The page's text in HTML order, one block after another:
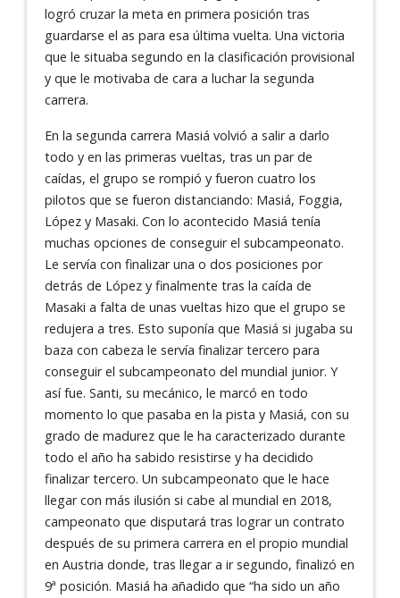
logró cruzar la meta en primera posición tras
guardarse el as para esa última vuelta. Una victoria
que le situaba segundo en la clasificación provisional
y que le motivaba de cara a luchar la segunda
carrera.
En la segunda carrera Masiá volvió a salir a darlo
todo y en las primeras vueltas, tras un par de
caídas, el grupo se rompió y fueron cuatro los
pilotos que se fueron distanciando: Masiá, Foggia,
López y Masaki. Con lo acontecido Masiá tenía
muchas opciones de conseguir el subcampeonato.
Le servía con finalizar una o dos posiciones por
detrás de López y finalmente tras la caída de
Masaki a falta de unas vueltas hizo que el grupo se
redujera a tres. Esto suponía que Masiá si jugaba su
baza con cabeza le servía finalizar tercero para
conseguir el subcampeonato del mundial junior. Y
así fue. Santi, su mecánico, le marcó en todo
momento lo que pasaba en la pista y Masiá, con su
grado de madurez que le ha caracterizado durante
todo el año ha sabido resistirse y ha decidido
finalizar tercero. Un subcampeonato que le hace
llegar con más ilusión si cabe al mundial en 2018,
campeonato que disputará tras lograr un contrato
después de su primera carrera en el propio mundial
en Austria donde, tras llegar a ir segundo, finalizó en
9ª posición. Masiá ha añadido que “ha sido un año